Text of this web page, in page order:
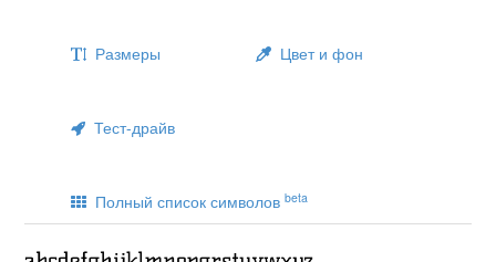
Размеры Цвет и фон
Тест-драйв
Полный список символов beta